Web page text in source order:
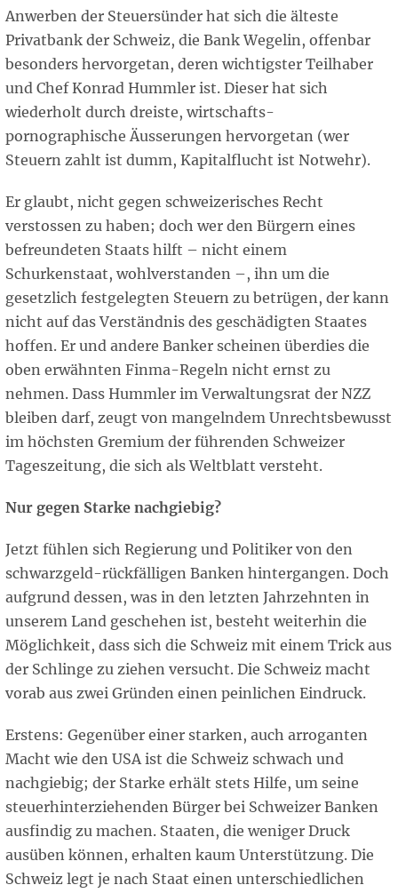
Anwerben der Steuersünder hat sich die älteste
Privatbank der Schweiz, die Bank Wegelin, offenbar
besonders hervorgetan, deren wichtigster Teilhaber
und Chef Konrad Hummler ist. Dieser hat sich
wiederholt durch dreiste, wirtschafts-
pornographische Äusserungen hervorgetan (wer
Steuern zahlt ist dumm, Kapitalflucht ist Notwehr).
Er glaubt, nicht gegen schweizerisches Recht
verstossen zu haben; doch wer den Bürgern eines
befreundeten Staats hilft – nicht einem
Schurkenstaat, wohlverstanden –, ihn um die
gesetzlich festgelegten Steuern zu betrügen, der kann
nicht auf das Verständnis des geschädigten Staates
hoffen. Er und andere Banker scheinen überdies die
oben erwähnten Finma-Regeln nicht ernst zu
nehmen. Dass Hummler im Verwaltungsrat der NZZ
bleiben darf, zeugt von mangelndem Unrechtsbewusst
im höchsten Gremium der führenden Schweizer
Tageszeitung, die sich als Weltblatt versteht.
Nur gegen Starke nachgiebig?
Jetzt fühlen sich Regierung und Politiker von den
schwarzgeld-rückfälligen Banken hintergangen. Doch
aufgrund dessen, was in den letzten Jahrzehnten in
unserem Land geschehen ist, besteht weiterhin die
Möglichkeit, dass sich die Schweiz mit einem Trick aus
der Schlinge zu ziehen versucht. Die Schweiz macht
vorab aus zwei Gründen einen peinlichen Eindruck.
Erstens: Gegenüber einer starken, auch arroganten
Macht wie den USA ist die Schweiz schwach und
nachgiebig; der Starke erhält stets Hilfe, um seine
steuerhinterziehenden Bürger bei Schweizer Banken
ausfindig zu machen. Staaten, die weniger Druck
ausüben können, erhalten kaum Unterstützung. Die
Schweiz legt je nach Staat einen unterschiedlichen